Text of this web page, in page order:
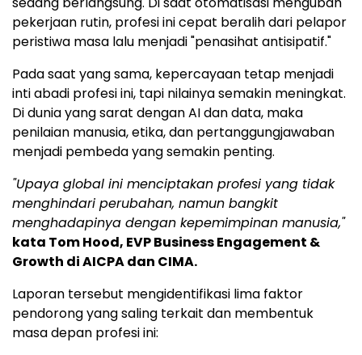
pekerjaan rutin, profesi ini cepat beralih dari pelapor
peristiwa masa lalu menjadi "penasihat antisipatif."
Pada saat yang sama, kepercayaan tetap menjadi
inti abadi profesi ini, tapi nilainya semakin meningkat.
Di dunia yang sarat dengan AI dan data, maka
penilaian manusia, etika, dan pertanggungjawaban
menjadi pembeda yang semakin penting.
"Upaya global ini menciptakan profesi yang tidak
menghindari perubahan, namun bangkit
menghadapinya dengan kepemimpinan manusia,"
kata Tom Hood, EVP Business Engagement &
Growth di AICPA dan CIMA.
Laporan tersebut mengidentifikasi lima faktor
pendorong yang saling terkait dan membentuk
masa depan profesi ini: